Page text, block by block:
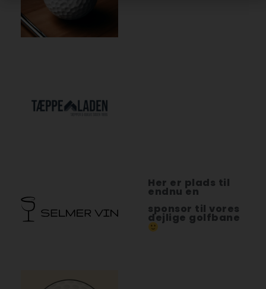
Her er plads til
endnu en
sponsor til vores
dejlige golfbane